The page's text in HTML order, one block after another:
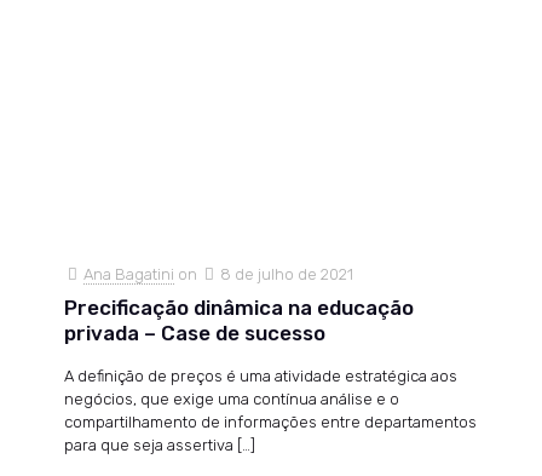
Ana Bagatini on 8 de julho de 2021
Precificação dinâmica na educação
privada – Case de sucesso
A definição de preços é uma atividade estratégica aos
negócios, que exige uma contínua análise e o
compartilhamento de informações entre departamentos
para que seja assertiva […]